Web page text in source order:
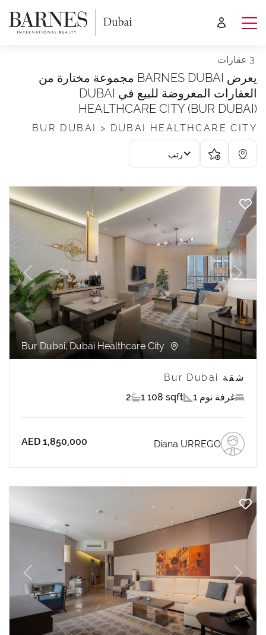
3 عقارات
يعرض BARNES DUBAI مجموعة مختارة من
العقارات المعروضة للبيع في DUBAI
HEALTHCARE CITY (BUR DUBAI)
BUR DUBAI > DUBAI HEALTHCARE CITY
رتب
Next
شقة Bur Dubai
1 غرفة نوم
1 108 sqft
2
Diana URREGO
AED 1,850,000
Next